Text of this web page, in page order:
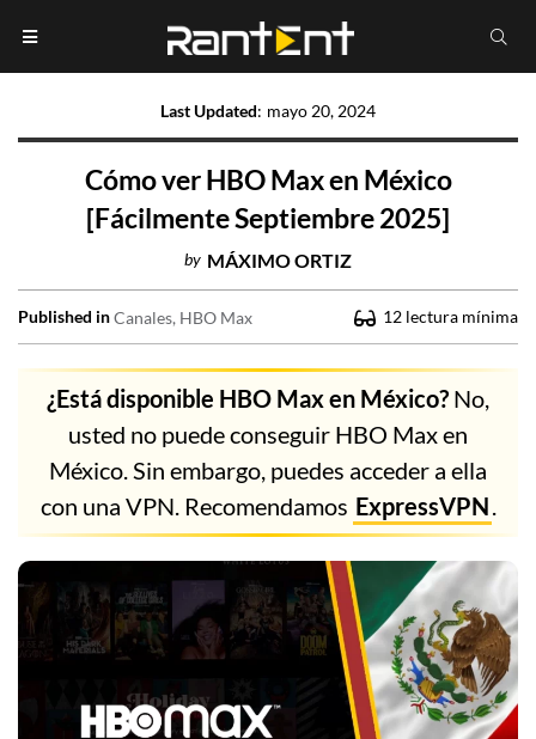
Last Updated: mayo 20, 2024
Cómo ver HBO Max en México
[Fácilmente Septiembre 2025]
by MÁXIMO ORTIZ
Published inCanales HBO Max 12 lectura mínima
¿Está disponible HBO Max en México? No,
usted no puede conseguir HBO Max en
México. Sin embargo, puedes acceder a ella
con una VPN. Recomendamos ExpressVPN.